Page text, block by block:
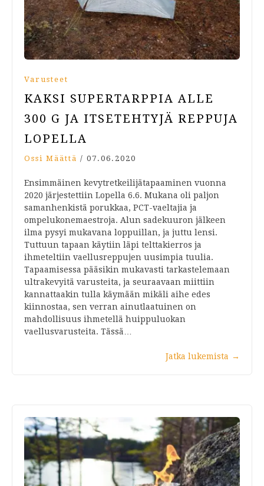
Varusteet
KAKSI SUPERTARPPIA ALLE
300 G JA ITSETEHTYJÄ REPPUJA
LOPELLA
Ossi Määttä / 07.06.2020
Ensimmäinen kevytretkeilijätapaaminen vuonna
2020 järjestettiin Lopella 6.6. Mukana oli paljon
samanhenkistä porukkaa, PCT-vaeltajia ja
ompelukonemaestroja. Alun sadekuuron jälkeen
ilma pysyi mukavana loppuillan, ja juttu lensi.
Tuttuun tapaan käytiin läpi telttakierros ja
ihmeteltiin vaellusreppujen uusimpia tuulia.
Tapaamisessa pääsikin mukavasti tarkastelemaan
ultrakevyitä varusteita, ja seuraavaan miittiin
kannattaakin tulla käymään mikäli aihe edes
kiinnostaa, sen verran ainutlaatuinen on
mahdollisuus ihmetellä huippuluokan
vaellusvarusteita. Tässä…
Jatka lukemista →